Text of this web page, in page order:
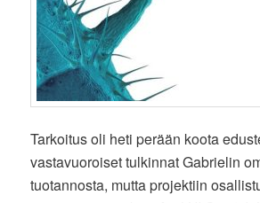
Tarkoitus oli heti perään koota
vastavuoroiset tulkinnat Gabrielin
tuotannosta, mutta projektiin